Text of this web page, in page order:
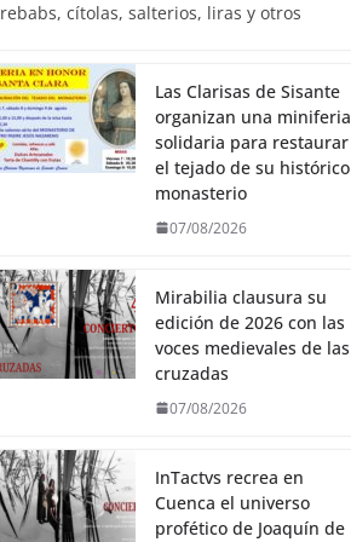
rebabs, cítolas, salterios, liras y otros
Las Clarisas de Sisante
organizan una miniferia
solidaria para restaurar
el tejado de su histórico
monasterio
07/08/2026
Mirabilia clausura su
edición de 2026 con las
voces medievales de las
cruzadas
07/08/2026
InTactvs recrea en
Cuenca el universo
profético de Joaquín de